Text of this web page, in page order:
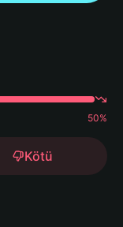
50%
Kötü